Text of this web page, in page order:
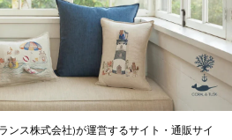
ンス株式会社)が運営するサイト・通販サイ